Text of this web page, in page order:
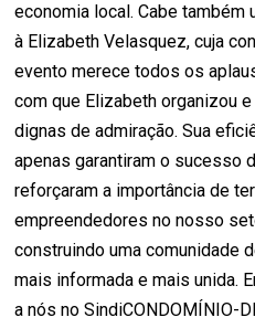
economia local. Cabe
à Elizabeth Velasquez, cuja
evento merece todos os
com que Elizabeth organizou
dignas de admiração. Sua
apenas garantiram o sucesso
reforçaram a importância de
empreendedores no nosso
construindo uma comunidade
mais informada e mais unida.
a nós no SindiCONDOMÍNIO-